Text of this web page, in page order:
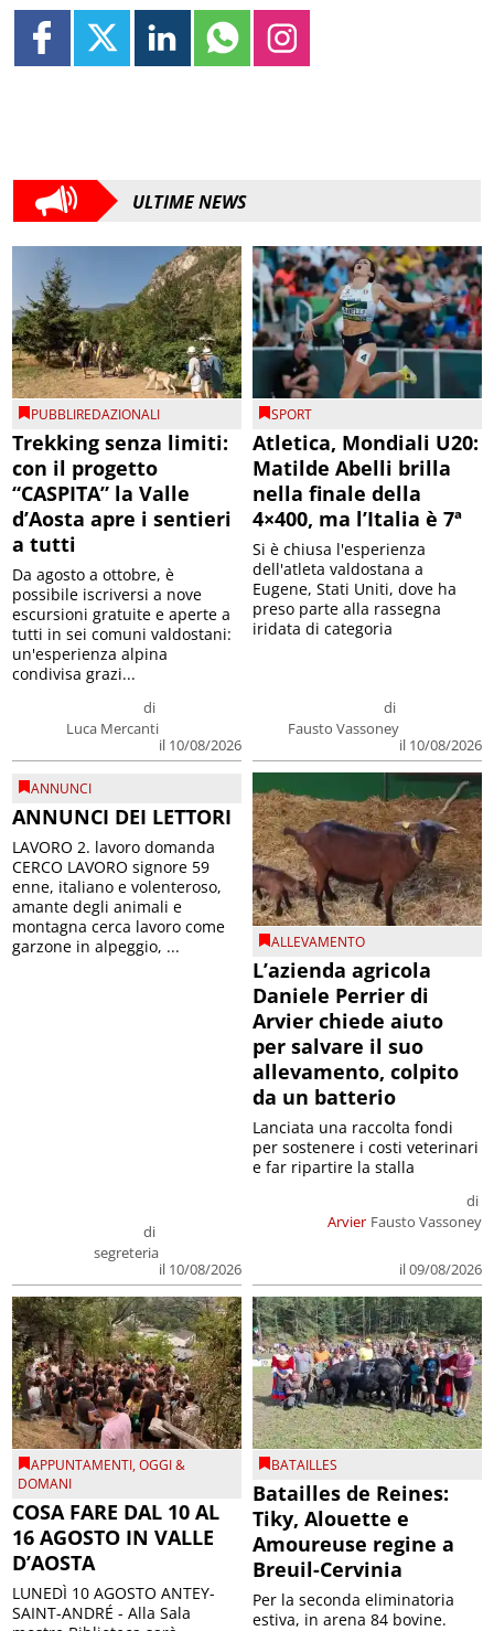
ULTIME NEWS
PUBBLIREDAZIONALI
Trekking senza limiti:
con il progetto
“CASPITA” la Valle
d’Aosta apre i sentieri
a tutti
di
Luca Mercanti
il 10/08/2026
Da agosto a ottobre, è
possibile iscriversi a nove
escursioni gratuite e aperte a
tutti in sei comuni valdostani:
un'esperienza alpina
condivisa grazi...
SPORT
Atletica, Mondiali U20:
Matilde Abelli brilla
nella finale della
4×400, ma l’Italia è 7ª
di
Fausto Vassoney
il 10/08/2026
Si è chiusa l'esperienza
dell'atleta valdostana a
Eugene, Stati Uniti, dove ha
preso parte alla rassegna
iridata di categoria
ANNUNCI
ANNUNCI DEI LETTORI
di
segreteria
il 10/08/2026
LAVORO 2. lavoro domanda
CERCO LAVORO signore 59
enne, italiano e volenteroso,
amante degli animali e
montagna cerca lavoro come
garzone in alpeggio, ...
ALLEVAMENTO
L’azienda agricola
Daniele Perrier di
Arvier chiede aiuto
per salvare il suo
allevamento, colpito
da un batterio
Arvier
di
Fausto Vassoney
il 09/08/2026
Lanciata una raccolta fondi
per sostenere i costi veterinari
e far ripartire la stalla
APPUNTAMENTI,OGGI &
DOMANI
COSA FARE DAL 10 AL
16 AGOSTO IN VALLE
D’AOSTA
LUNEDÌ 10 AGOSTO ANTEY-
SAINT-ANDRÉ - Alla Sala
BATAILLES
Batailles de Reines:
Tiky, Alouette e
Amoureuse regine a
Breuil-Cervinia
Per la seconda eliminatoria
estiva, in arena 84 bovine.